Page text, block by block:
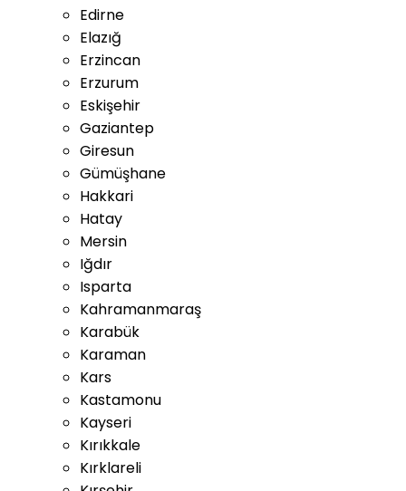
Edirne
Elazığ
Erzincan
Erzurum
Eskişehir
Gaziantep
Giresun
Gümüşhane
Hakkari
Hatay
Mersin
Iğdır
Isparta
Kahramanmaraş
Karabük
Karaman
Kars
Kastamonu
Kayseri
Kırıkkale
Kırklareli